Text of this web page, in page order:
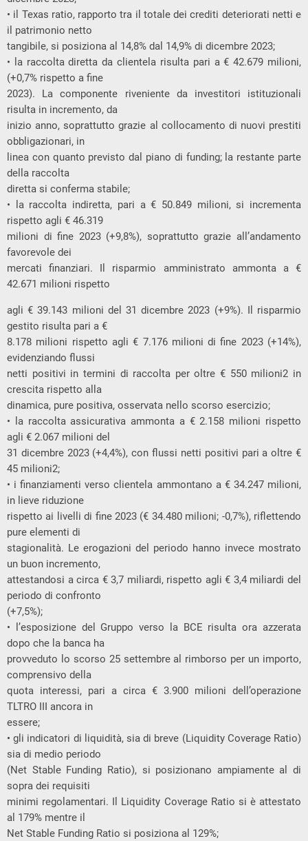
• il Texas ratio, rapporto tra il totale dei crediti deteriorati netti e
il patrimonio netto
tangibile, si posiziona al 14,8% dal 14,9% di dicembre 2023;
• la raccolta diretta da clientela risulta pari a € 42.679 milioni,
(+0,7% rispetto a fine
2023). La componente riveniente da investitori istituzionali
risulta in incremento, da
inizio anno, soprattutto grazie al collocamento di nuovi prestiti
obbligazionari, in
linea con quanto previsto dal piano di funding; la restante parte
della raccolta
diretta si conferma stabile;
• la raccolta indiretta, pari a € 50.849 milioni, si incrementa
rispetto agli € 46.319
milioni di fine 2023 (+9,8%), soprattutto grazie all’andamento
favorevole dei
mercati finanziari. Il risparmio amministrato ammonta a €
42.671 milioni rispetto
agli € 39.143 milioni del 31 dicembre 2023 (+9%). Il risparmio
gestito risulta pari a €
8.178 milioni rispetto agli € 7.176 milioni di fine 2023 (+14%),
evidenziando flussi
netti positivi in termini di raccolta per oltre € 550 milioni2 in
crescita rispetto alla
dinamica, pure positiva, osservata nello scorso esercizio;
• la raccolta assicurativa ammonta a € 2.158 milioni rispetto
agli € 2.067 milioni del
31 dicembre 2023 (+4,4%), con flussi netti positivi pari a oltre €
45 milioni2;
• i finanziamenti verso clientela ammontano a € 34.247 milioni,
in lieve riduzione
rispetto ai livelli di fine 2023 (€ 34.480 milioni; -0,7%), riflettendo
pure elementi di
stagionalità. Le erogazioni del periodo hanno invece mostrato
un buon incremento,
attestandosi a circa € 3,7 miliardi, rispetto agli € 3,4 miliardi del
periodo di confronto
(+7,5%);
• l’esposizione del Gruppo verso la BCE risulta ora azzerata
dopo che la banca ha
provveduto lo scorso 25 settembre al rimborso per un importo,
comprensivo della
quota interessi, pari a circa € 3.900 milioni dell’operazione
TLTRO III ancora in
essere;
• gli indicatori di liquidità, sia di breve (Liquidity Coverage Ratio)
sia di medio periodo
(Net Stable Funding Ratio), si posizionano ampiamente al di
sopra dei requisiti
minimi regolamentari. Il Liquidity Coverage Ratio si è attestato
al 179% mentre il
Net Stable Funding Ratio si posiziona al 129%;